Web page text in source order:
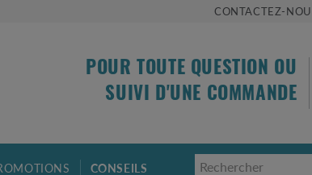
CONTACTEZ-
POUR TOUTE QUESTION OU
SUIVI D'UNE COMMANDE
CONSEILS